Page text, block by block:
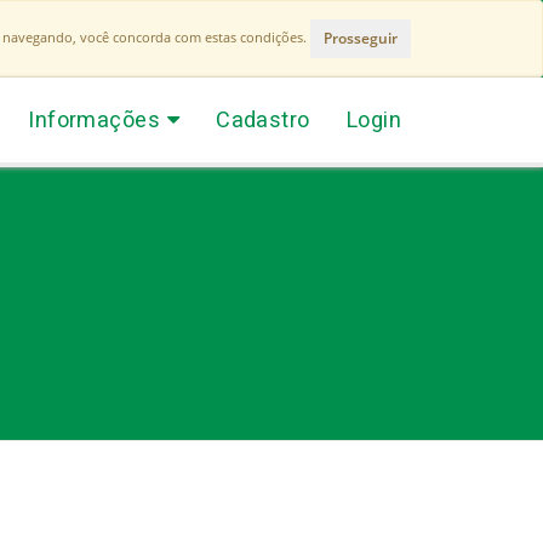
você concorda com estas condições. Prosseguir
Informações Cadastro Login